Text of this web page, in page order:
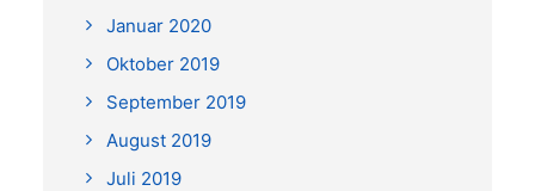
Januar 2020
Oktober 2019
September 2019
August 2019
Juli 2019